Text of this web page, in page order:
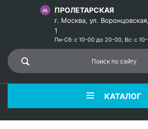
ПРОЛЕТАРСКАЯ
г. Москва, ул.
1
Пн-Сб: с 10-00 до 20-00, Вс: с
КАТАЛОГ